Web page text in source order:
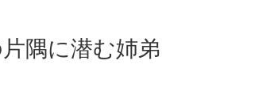
隅に潜む姉弟